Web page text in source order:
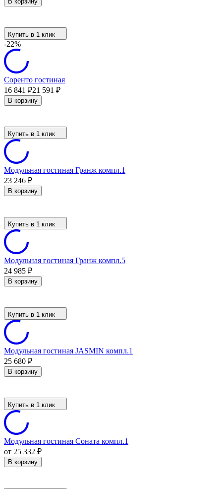
Купить в 1 клик
-22%
Соренто гостиная
16 841 ₽21 591 ₽
В корзину
Купить в 1 клик
Модульная гостиная Гранж компл.1
23 246 ₽
В корзину
Купить в 1 клик
Модульная гостиная Гранж компл.5
24 985 ₽
В корзину
Купить в 1 клик
Модульная гостиная JASMIN компл.1
25 680 ₽
В корзину
Купить в 1 клик
Модульная гостиная Соната компл.1
от 25 332 ₽
В корзину